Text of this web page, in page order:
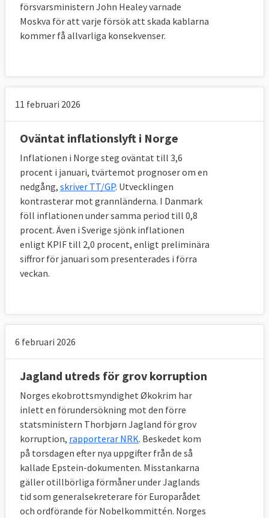
försvarsministern John Healey varnade
Moskva för att varje försök att skada kablarna
kommer få allvarliga konsekvenser.
11 februari 2026
Oväntat inflationslyft i Norge
Inflationen i Norge steg oväntat till 3,6
procent i januari, tvärtemot prognoser om en
nedgång, skriver TT/GP. Utvecklingen
kontrasterar mot grannländerna. I Danmark
föll inflationen under samma period till 0,8
procent. Även i Sverige sjönk inflationen
enligt KPIF till 2,0 procent, enligt preliminära
siffror för januari som presenterades i förra
veckan.
6 februari 2026
Jagland utreds för grov korruption
Norges ekobrottsmyndighet Økokrim har
inlett en förundersökning mot den förre
statsministern Thorbjørn Jagland för grov
korruption, rapporterar NRK. Beskedet kom
på torsdagen efter nya uppgifter från de så
kallade Epstein-dokumenten. Misstankarna
gäller otillbörliga förmåner under Jaglands
tid som generalsekreterare för Europarådet
och ordförande för Nobelkommittén. Norges